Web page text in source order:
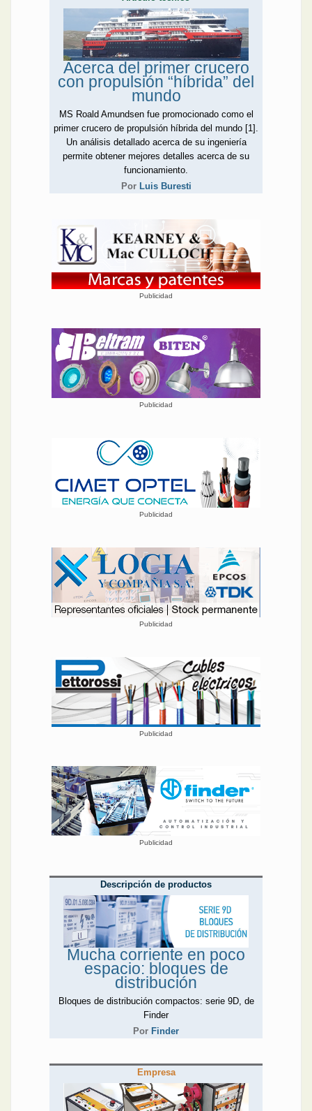
Acerca del primer crucero
con propulsión “híbrida” del
mundo
MS Roald Amundsen fue promocionado como el
primer crucero de propulsión híbrida del mundo [1].
Un análisis detallado acerca de su ingeniería
permite obtener mejores detalles acerca de su
funcionamiento.
Por Luis Buresti
Publicidad
Publicidad
Publicidad
Publicidad
Publicidad
Publicidad
Descripción de productos
Mucha corriente en poco
espacio: bloques de
distribución
Bloques de distribución compactos: serie 9D, de
Finder
Por Finder
Empresa